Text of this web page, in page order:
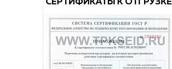
CЕРТИФИКАТЫ К ОТГРУЗКЕ